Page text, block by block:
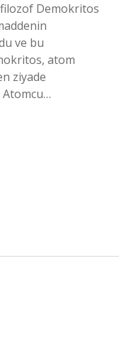
filozof Demokritos
ve bu
atom
ziyade
Atomcu…